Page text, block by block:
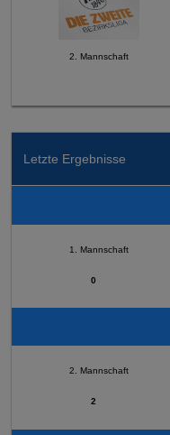
2. Mannschaft
Letzte Ergebnisse
1. Mannschaft
0
2. Mannschaft
2